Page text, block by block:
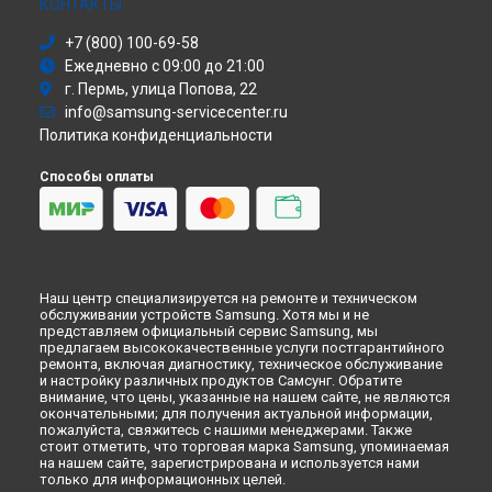
Ремонт монитора C24RG54FQU Samsung в
Атс
Смарт-часы
Варочная панель
Посудомоечная машина
Морозильная камера
Кондиционер
Духовой шкаф
Вытяжка
КОНТАКТЫ
+7 (800) 100-69-58
Ежедневно с 09:00 до 21:00
г. Пермь, улица Попова, 22
info@samsung-servicecenter.ru
Политика конфиденциальности
Способы оплаты
Наш центр специализируется на ремонте и техническом
обслуживании устройств Samsung. Хотя мы и не
представляем официальный сервис Samsung, мы
предлагаем высококачественные услуги постгарантийного
ремонта, включая диагностику, техническое обслуживание
и настройку различных продуктов Самсунг. Обратите
внимание, что цены, указанные на нашем сайте, не являются
окончательными; для получения актуальной информации,
пожалуйста, свяжитесь с нашими менеджерами. Также
стоит отметить, что торговая марка Samsung, упоминаемая
на нашем сайте, зарегистрирована и используется нами
только для информационных целей.